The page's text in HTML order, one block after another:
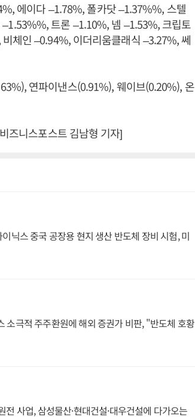
에이다 –1.78%, 폴카닷 –1.37%%, 스텔
트론 –1.10%, 넴 –1.53%, 크립토
체인 –0.94%, 이더리움클래식 –3.27%, 쎄
연파이낸스(0.91%), 웨이브(0.20%), 온
즈니스포스트 김남형 기자]
닉스 중국 공장용 현지 생산 반도체 장비 시험, 미
소극적 주주환원에 해외 증권가 비판, "반도체 호황
전 사업, 삼성물산·현대건설·대우건설에 다가오는